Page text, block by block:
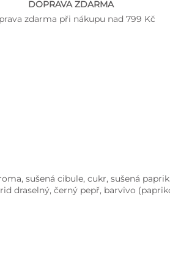
DOPRAVA ZDARMA
zdarma při nákupu nad 799 Kč
sušená cibule, cukr, sušená
draselný, černý pepř, barvivo